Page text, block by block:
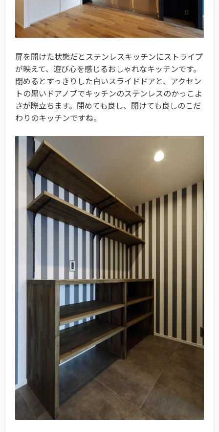
扉を開けた状態だとステンレスキッチンにストライプ
が映えて、遊び心を感じるおしゃれなキッチンです。
閉めるとすっきりした白いスライドドアと、アクセン
トの黒いドアノブでキッチンのステンレスのかっこよ
さが際立ちます。閉めても良し、開けても良しのこだ
わりのキッチンですね。